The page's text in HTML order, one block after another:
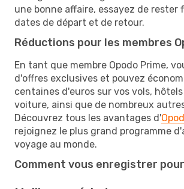
une bonne affaire, essayez de rester
dates de départ et de retour.
Réductions pour les membres
En tant que membre Opodo Prime,
d'offres exclusives et pouvez
centaines d'euros sur vos vols,
voiture, ainsi que de nombreux
Découvrez tous les avantages d'
rejoignez le plus grand programme
voyage au monde.
Comment vous enregistrer